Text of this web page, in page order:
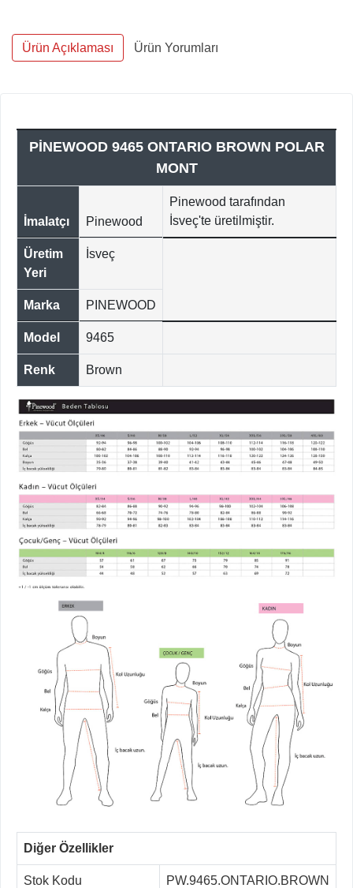
Ürün Açıklaması Ürün Yorumları
PİNEWOOD 9465 ONTARIO BROWN POLAR
MONT
İmalatçı Pinewood
Pinewood tarafından
İsveç'te üretilmiştir.
Üretim
Yeri
İsveç
Marka PINEWOOD
Model 9465
Renk Brown
Diğer Özellikler
Stok Kodu PW.9465.ONTARIO.BROWN